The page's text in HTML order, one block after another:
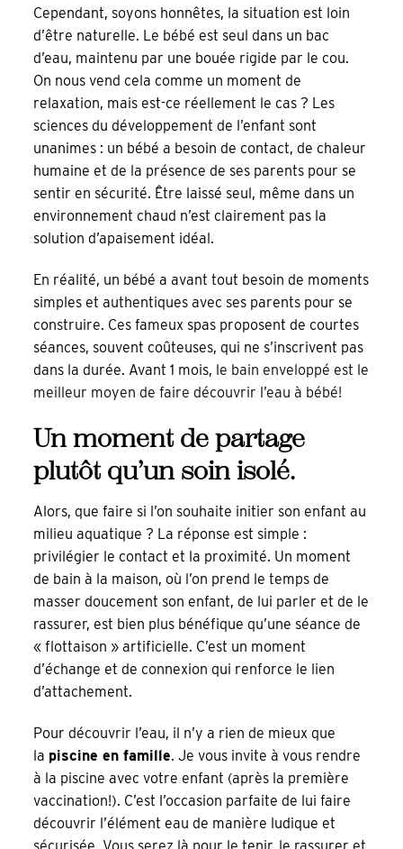
Cependant, soyons honnêtes, la situation est loin
d’être naturelle. Le bébé est seul dans un bac
d’eau, maintenu par une bouée rigide par le cou.
On nous vend cela comme un moment de
relaxation, mais est-ce réellement le cas ? Les
sciences du développement de l’enfant sont
unanimes : un bébé a besoin de contact, de chaleur
humaine et de la présence de ses parents pour se
sentir en sécurité. Être laissé seul, même dans un
environnement chaud n’est clairement pas la
solution d’apaisement idéal.
En réalité, un bébé a avant tout besoin de moments
simples et authentiques avec ses parents pour se
construire. Ces fameux spas proposent de courtes
séances, souvent coûteuses, qui ne s’inscrivent pas
dans la durée. Avant 1 mois, le bain enveloppé est le
meilleur moyen de faire découvrir l’eau à bébé!
Un moment de partage
plutôt qu’un soin isolé.
Alors, que faire si l’on souhaite initier son enfant au
milieu aquatique ? La réponse est simple :
privilégier le contact et la proximité. Un moment
de bain à la maison, où l’on prend le temps de
masser doucement son enfant, de lui parler et de le
rassurer, est bien plus bénéfique qu’une séance de
« flottaison » artificielle. C’est un moment
d’échange et de connexion qui renforce le lien
d’attachement.
Pour découvrir l’eau, il n’y a rien de mieux que
la piscine en famille. Je vous invite à vous rendre
à la piscine avec votre enfant (après la première
vaccination!). C’est l’occasion parfaite de lui faire
découvrir l’élément eau de manière ludique et